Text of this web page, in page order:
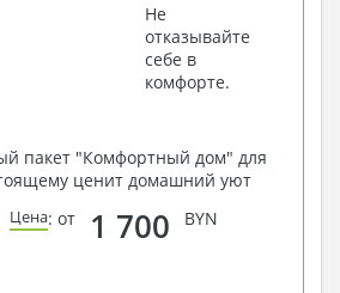
Не
отказывайте
себе в
комфорте.
пакет "Комфортный дом" для
ценит домашний уют
Цена: от 1 700 BYN